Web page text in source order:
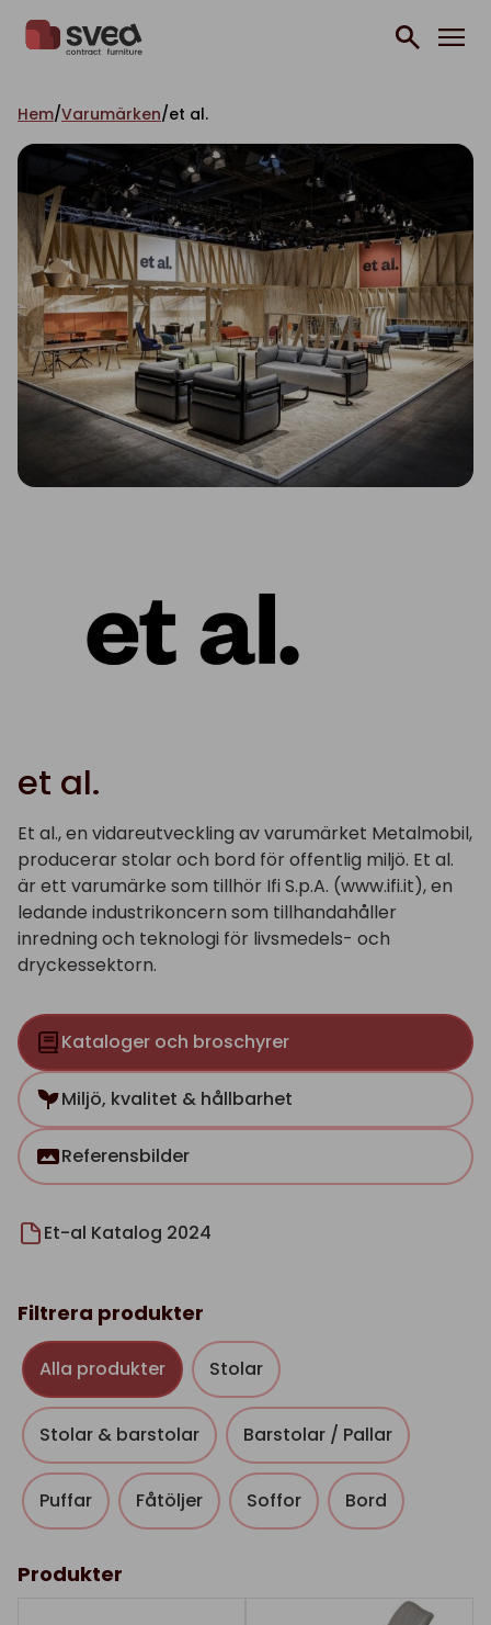
Hem/Varumärken/et al.
et al.
Et al., en vidareutveckling av varumärket Metalmobil,
producerar stolar och bord för offentlig miljö. Et al.
är ett varumärke som tillhör Ifi S.p.A. (www.ifi.it), en
ledande industrikoncern som tillhandahåller
inredning och teknologi för livsmedels- och
dryckessektorn.
Kataloger och broschyrer
Miljö, kvalitet & hållbarhet
Referensbilder
Et-al Katalog 2024
Filtrera produkter
Alla produkter Stolar
Stolar & barstolar Barstolar / Pallar
Puffar Fåtöljer Soffor Bord
Produkter